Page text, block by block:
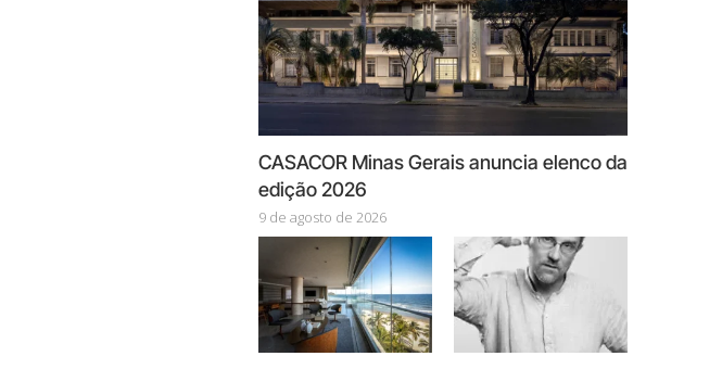
CASACOR Minas Gerais anuncia elenco da
edição 2026
9 de agosto de 2026